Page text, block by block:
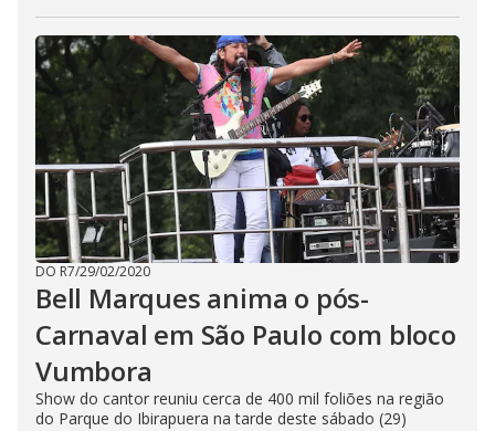
DO R7/29/02/2020
Bell Marques anima o pós-
Carnaval em São Paulo com bloco
Vumbora
Show do cantor reuniu cerca de 400 mil foliões na região
do Parque do Ibirapuera na tarde deste sábado (29)